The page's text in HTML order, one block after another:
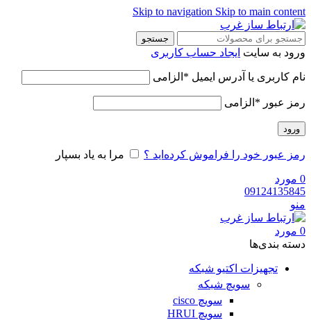
Skip to navigation Skip to main content
جستجو
ورود به سایت ایجاد حساب کاربری
نام کاربری یا آدرس ایمیل * الزامی
رمز عبور * الزامی
ورود
رمز عبور خود را فراموش کرده‌اید ؟ مرا به یاد بسپار
0 مورد
09124135845
منو
0 مورد
دسته‌ بندی‌ها
تجهیزات اکتیو شبکه
سویچ شبکه
سویچ cisco
سویچ HRUI